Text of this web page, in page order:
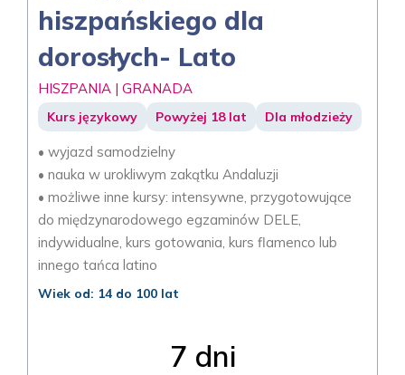
hiszpańskiego dla
dorosłych- Lato
HISZPANIA | GRANADA
Kurs językowy Powyżej 18 lat Dla młodzieży
• wyjazd samodzielny
• nauka w urokliwym zakątku Andaluzji
• możliwe inne kursy: intensywne, przygotowujące
do międzynarodowego egzaminów DELE,
indywidualne, kurs gotowania, kurs flamenco lub
innego tańca latino
Wiek od: 14 do 100 lat
7 dni